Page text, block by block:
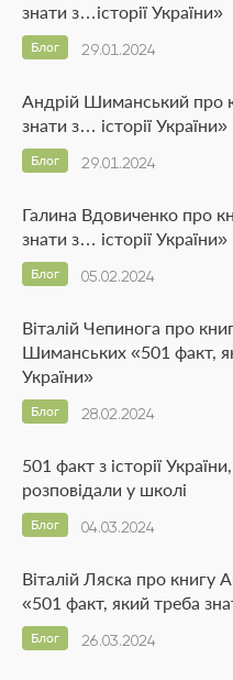
знати з…історії України»
29.01.2024
Блог
Андрій Шиманський про
знати з… історії України»
29.01.2024
Блог
Галина Вдовиченко про
знати з… історії України»
05.02.2024
Блог
Віталій Чепинога про
Шиманських «501 факт,
України»
28.02.2024
Блог
501 факт з історії
розповідали у школі
04.03.2024
Блог
Віталій Ляска про
«501 факт, який треба
26.03.2024
Блог